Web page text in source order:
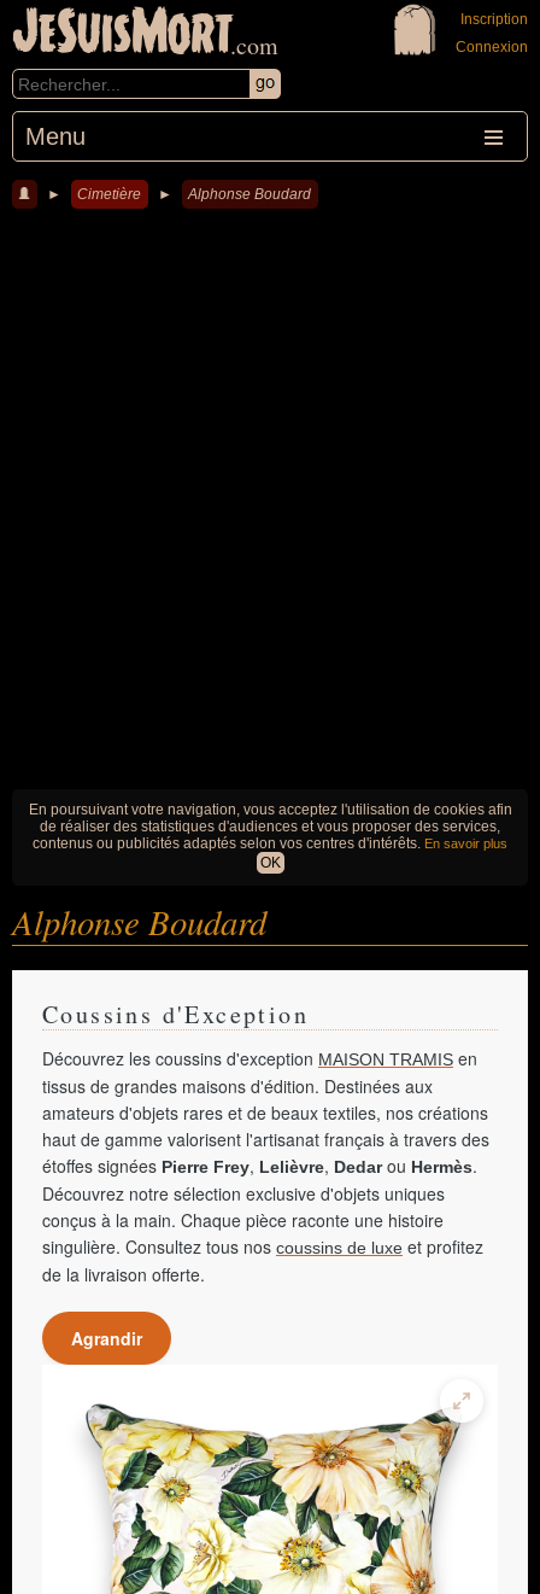
JeSuisMort.com
Menu
Inscription
Connexion
► Cimetière ► Alphonse Boudard
En poursuivant votre navigation, vous acceptez l'utilisation de cookies afin
de réaliser des statistiques d'audiences et vous proposer des services,
contenus ou publicités adaptés selon vos centres d'intérêts. En savoir plus
OK
Alphonse Boudard
Coussins d'Exception
Découvrez les coussins d'exception MAISON TRAMIS en
tissus de grandes maisons d'édition. Destinées aux
amateurs d'objets rares et de beaux textiles, nos créations
haut de gamme valorisent l'artisanat français à travers des
étoffes signées Pierre Frey, Lelièvre, Dedarou Hermès.
Découvrez notre sélection exclusive d'objets uniques
conçus à la main. Chaque pièce raconte une histoire
singulière. Consultez tous nos coussins de luxe et profitez
de la livraison offerte.
Agrandir